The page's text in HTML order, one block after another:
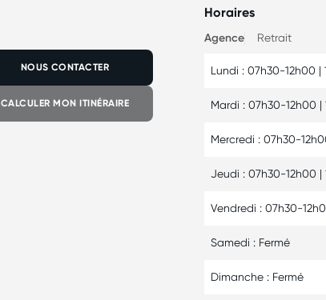
NOUS CONTACTER
CALCULER MON ITINÉRAIRE
Horaires
Agence Retrait
Lundi : 07h30-12h00 |
Mardi : 07h30-12h00 |
Mercredi : 07h30-
Jeudi : 07h30-12h00 |
Vendredi : 07h30-
Samedi : Fermé
Dimanche : Fermé